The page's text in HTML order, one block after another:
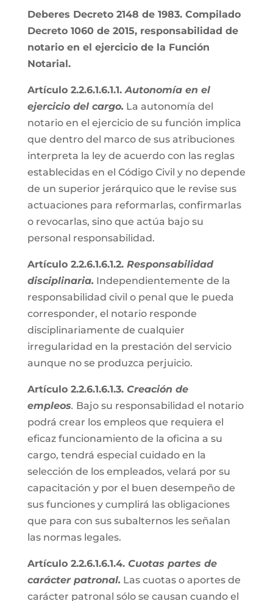
Deberes Decreto 2148 de 1983. Compilado
Decreto 1060 de 2015, responsabilidad de
notario en el ejercicio de la Función
Notarial.
Artículo 2.2.6.1.6.1.1.Autonomía en el
ejercicio del cargo. La autonomía del
notario en el ejercicio de su función implica
que dentro del marco de sus atribuciones
interpreta la ley de acuerdo con las reglas
establecidas en el Código Civil y no depende
de un superior jerárquico que le revise sus
actuaciones para reformarlas, confirmarlas
o revocarlas, sino que actúa bajo su
personal responsabilidad.
Artículo 2.2.6.1.6.1.2.Responsabilidad
disciplinaria. Independientemente de la
responsabilidad civil o penal que le pueda
corresponder, el notario responde
disciplinariamente de cualquier
irregularidad en la prestación del servicio
aunque no se produzca perjuicio.
Artículo 2.2.6.1.6.1.3. Creación de
empleos. Bajo su responsabilidad el notario
podrá crear los empleos que requiera el
eficaz funcionamiento de la oficina a su
cargo, tendrá especial cuidado en la
selección de los empleados, velará por su
capacitación y por el buen desempeño de
sus funciones y cumplirá las obligaciones
que para con sus subalternos les señalan
las normas legales.
Artículo 2.2.6.1.6.1.4. Cuotas partes de
carácter patronal. Las cuotas o aportes de
carácter patronal sólo se causan cuando el